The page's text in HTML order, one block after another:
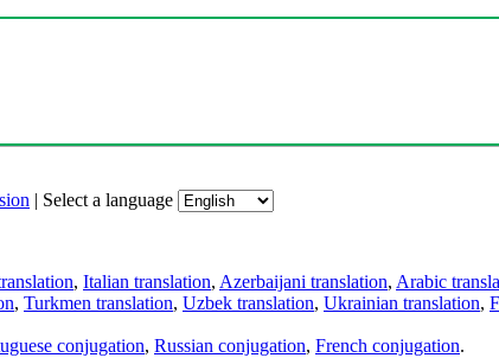
| Select a language
, Italian translation, Azerbaijani translation, Arabic
, Turkmen translation, Uzbek translation, Ukrainian translation,
conjugation, Russian conjugation, French conjugation.